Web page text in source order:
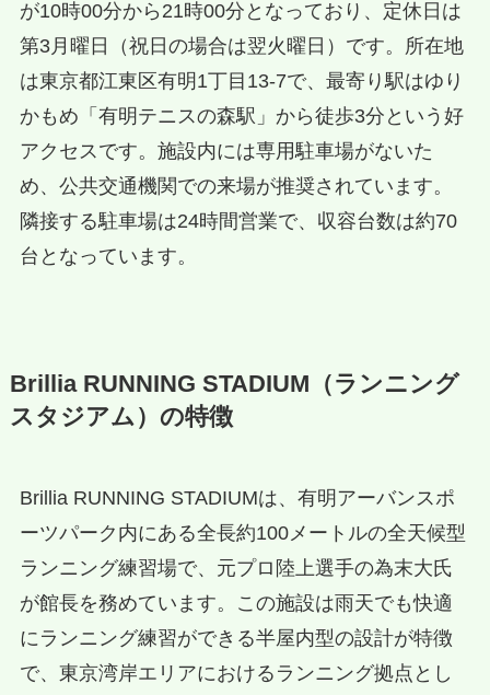
が10時00分から21時00分となっており、定休日は
第3月曜日（祝日の場合は翌火曜日）です。所在地
は東京都江東区有明1丁目13-7で、最寄り駅はゆり
かもめ「有明テニスの森駅」から徒歩3分という好
アクセスです。施設内には専用駐車場がないた
め、公共交通機関での来場が推奨されています。
隣接する駐車場は24時間営業で、収容台数は約70
台となっています。
Brillia RUNNING STADIUM（ランニング
スタジアム）の特徴
Brillia RUNNING STADIUMは、有明アーバンスポ
ーツパーク内にある全長約100メートルの全天候型
ランニング練習場で、元プロ陸上選手の為末大氏
が館長を務めています。この施設は雨天でも快適
にランニング練習ができる半屋内型の設計が特徴
で、東京湾岸エリアにおけるランニング拠点とし